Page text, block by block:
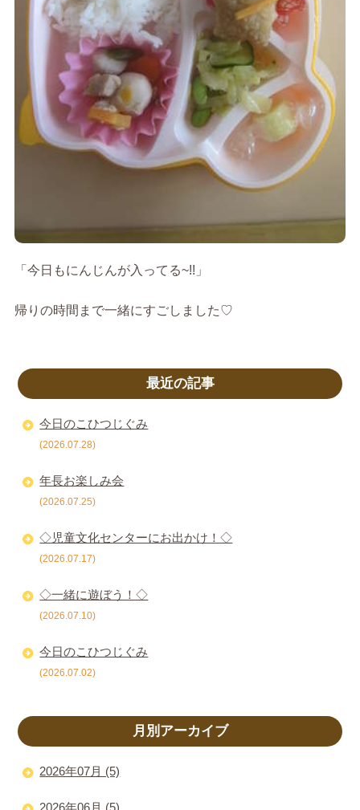
「今日もにんじんが入ってる~!!」
帰りの時間まで一緒にすごしました♡
最近の記事
今日のこひつじぐみ
(2026.07.28)
年長お楽しみ会
(2026.07.25)
◇児童文化センターにお出かけ！◇
(2026.07.17)
◇一緒に遊ぼう！◇
(2026.07.10)
今日のこひつじぐみ
(2026.07.02)
月別アーカイブ
2026年07月 (5)
2026年06月 (5)